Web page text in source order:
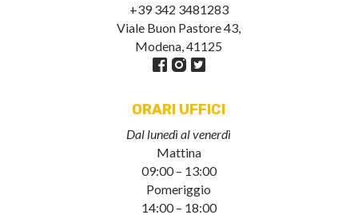
+39 342 3481283
Viale Buon Pastore 43,
Modena, 41125
ORARI UFFICI
Dal lunedì al venerdì
Mattina
09:00 – 13:00
Pomeriggio
14:00 – 18:00